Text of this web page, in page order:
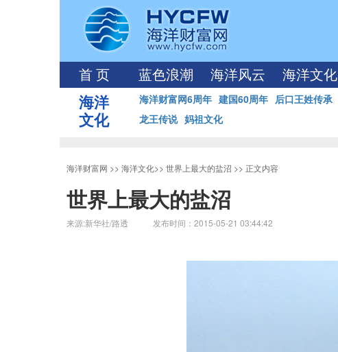
首 页 蓝色浪潮 海洋风云 海洋文化
海洋
文化
海洋财富网6周年 建国60周年 后口王姓传承
龙王传说 妈祖文化
海洋财富网 >> 海洋文化>> 世界上最大的盐沼 >> 正文内容
世界上最大的盐沼
来源:新华社/路透 发布时间：2015-05-21 03:44:42